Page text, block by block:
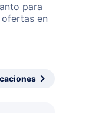
para
en